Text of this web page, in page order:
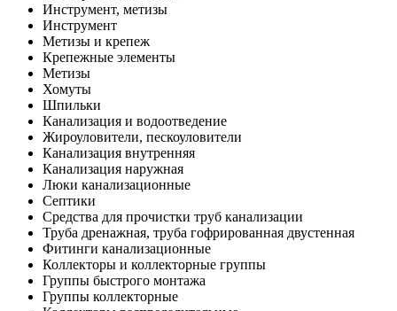
Инструмент, метизы
Инструмент
Метизы и крепеж
Крепежные элементы
Метизы
Хомуты
Шпильки
Канализация и водоотведение
Жироуловители, пескоуловители
Канализация внутренняя
Канализация наружная
Люки канализационные
Септики
Средства для прочистки труб канализации
Труба дренажная, труба гофрированная двустенная
Фитинги канализационные
Коллекторы и коллекторные группы
Группы быстрого монтажа
Группы коллекторные